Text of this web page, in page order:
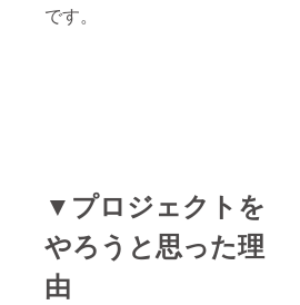
です。
▼プロジェクトを
やろうと思った理
由